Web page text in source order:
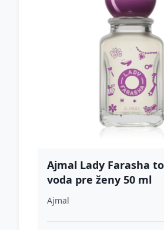
Ajmal Lady Farasha
voda pre ženy 50 ml
Ajmal